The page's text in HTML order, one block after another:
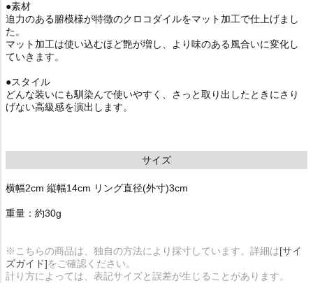
●素材
迫力のある腑模様が特徴のクロコダイルをマット加工で仕上げまし
た。
マット加工は使い込むほど艶が増し、より味のある風合いに変化し
ていきます。
●スタイル
どんな装いにも馴染んで使いやすく、さっと取り出したときにさり
げない高級感を演出します。
サイズ
横幅2cm 縦幅14cm リング直径(外寸)3cm
重量：約30g
※こちらの商品は、独自の方法により採寸しています。詳細は[サイ
ズガイド]をご確認ください。
計り方によっては、表記サイズと誤差が生じることがあります。